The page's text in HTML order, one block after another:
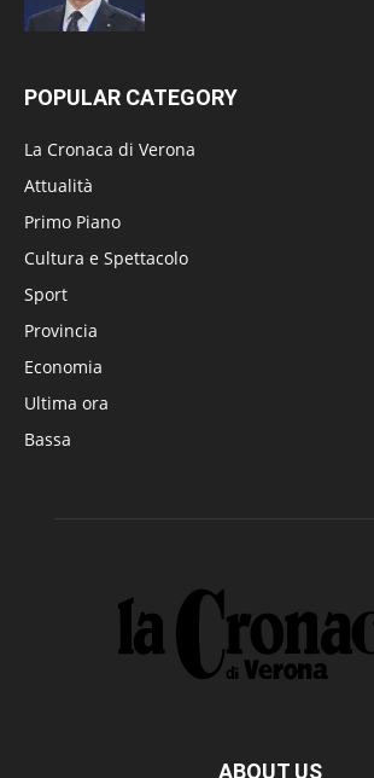
POPULAR CATEGORY
La Cronaca di Verona
Attualità
Primo Piano
Cultura e Spettacolo
Sport
Provincia
Economia
Ultima ora
Bassa
ABOUT US